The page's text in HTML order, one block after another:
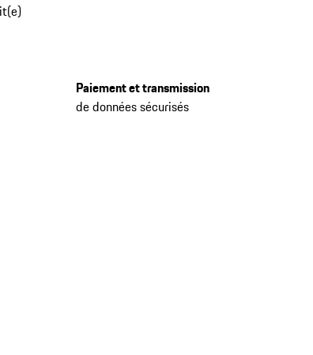
Paiement et transmission
de données sécurisés